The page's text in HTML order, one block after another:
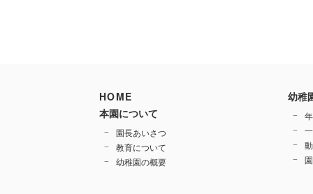
HOME
本園について
園長あいさつ
教育について
幼稚園の概要
幼稚